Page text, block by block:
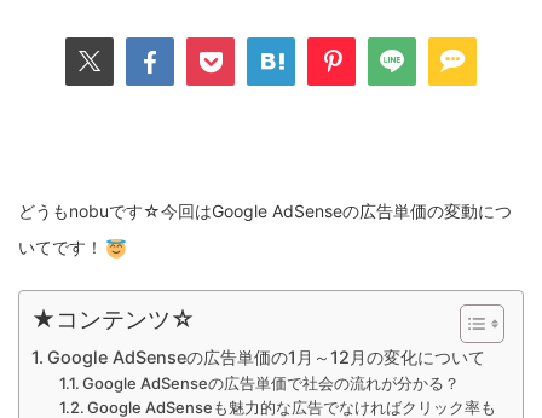
どうもnobuです☆今回はGoogle AdSenseの広告単価の変動につ
いてです！
★コンテンツ☆
Google AdSenseの広告単価の1月～12月の変化について
Google AdSenseの広告単価で社会の流れが分かる？
Google AdSenseも魅力的な広告でなければクリック率も